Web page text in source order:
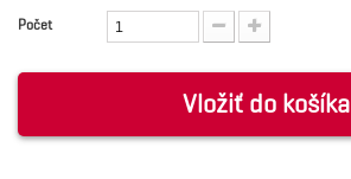
Počet
Vložiť do košíka